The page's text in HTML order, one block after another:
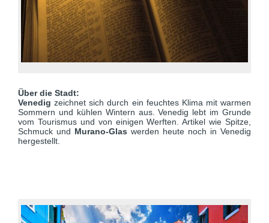
Über die Stadt:
Venedig zeichnet sich durch ein feuchtes Klima mit warmen
Sommern und kühlen Wintern aus. Venedig lebt im Grunde
vom Tourismus und von einigen Werften. Artikel wie Spitze,
Schmuck und Murano-Glas werden heute noch in Venedig
hergestellt.